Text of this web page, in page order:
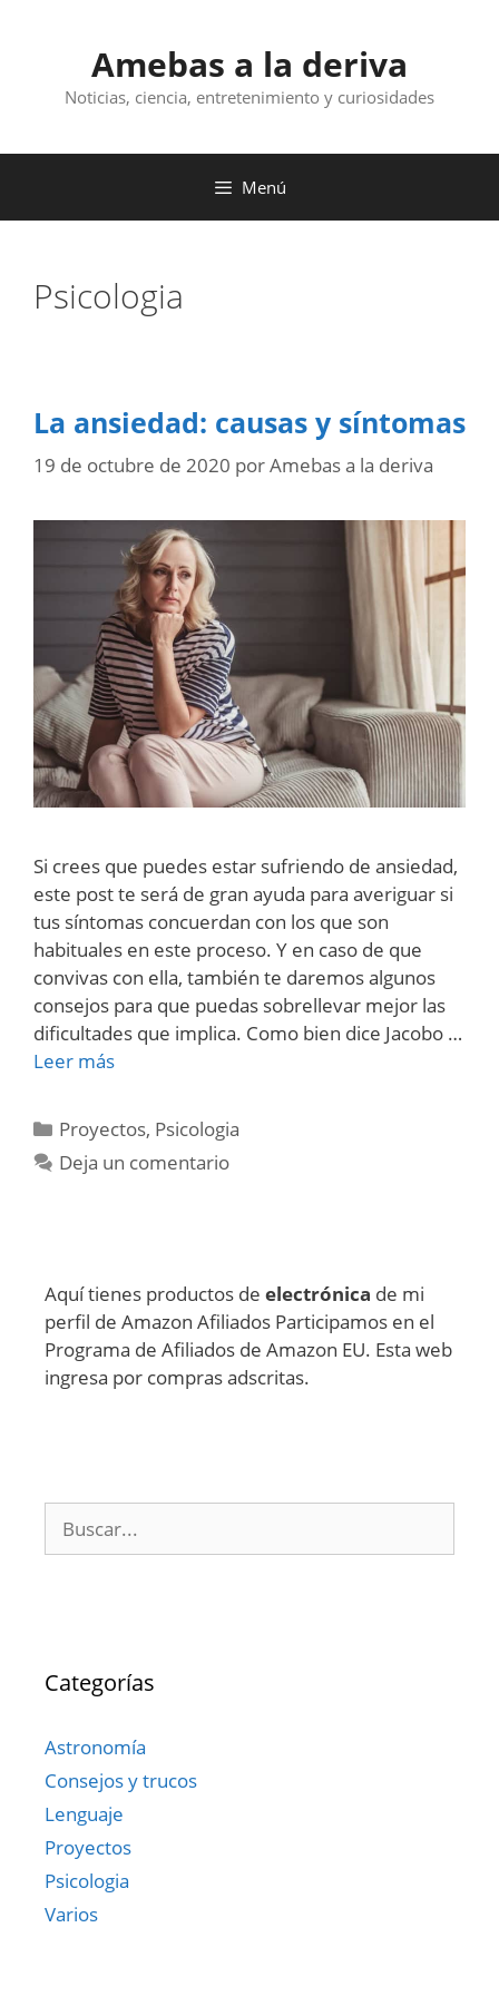
Amebas a la deriva
Noticias, ciencia, entretenimiento y curiosidades
Menú
Psicologia
La ansiedad: causas y síntomas
19 de octubre de 2020 porAmebas a la deriva
Si crees que puedes estar sufriendo de ansiedad,
este post te será de gran ayuda para averiguar si
tus síntomas concuerdan con los que son
habituales en este proceso. Y en caso de que
convivas con ella, también te daremos algunos
consejos para que puedas sobrellevar mejor las
dificultades que implica. Como bien dice Jacobo …
Leer más
Categorías
Proyectos, Psicologia
Deja un comentario
Aquí tienes productos de electrónica de mi
perfil de Amazon Afiliados Participamos en el
Programa de Afiliados de Amazon EU. Esta web
ingresa por compras adscritas.
Categorías
Astronomía
Consejos y trucos
Lenguaje
Proyectos
Psicologia
Varios